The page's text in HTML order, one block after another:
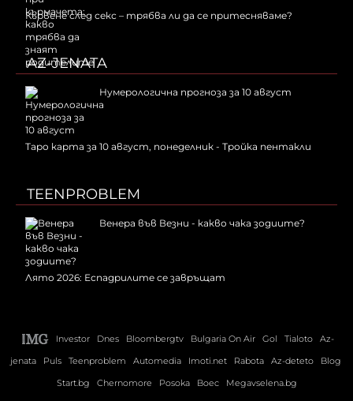
Кървене след секс – трябва ли да се притесняваме?
AZ-JENATA
Нумерологична прогноза за 10 август
Таро карта за 10 август, понеделник - Тройка пентакли
TEENPROBLEM
Венера във Везни - какво чака зодиите?
Лято 2026: Еспадрилите се завръщат
Investor Dnes Bloombergtv Bulgaria On Air Gol Tialoto
Az-
jenata
Puls Teenproblem Automedia Imoti.net Rabota Az-deteto
Blog
Start.bg
Chernomore Posoka Boec Megavselena.bg